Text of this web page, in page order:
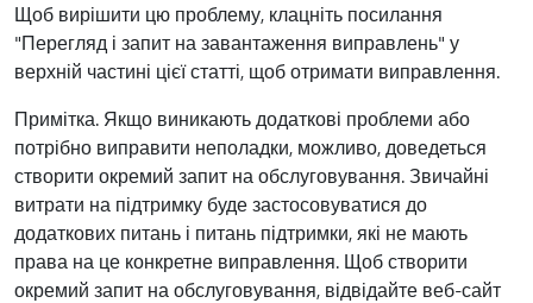
Щоб вирішити цю проблему, клацніть посилання
"Перегляд і запит на завантаження виправлень" у
верхній частині цієї статті, щоб отримати виправлення.
Примітка. Якщо виникають додаткові проблеми або
потрібно виправити неполадки, можливо, доведеться
створити окремий запит на обслуговування. Звичайні
витрати на підтримку буде застосовуватися до
додаткових питань і питань підтримки, які не мають
права на це конкретне виправлення. Щоб створити
окремий запит на обслуговування, відвідайте веб-сайт